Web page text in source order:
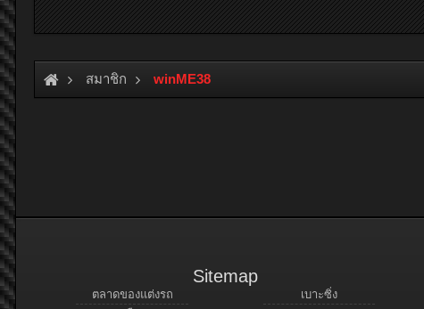
สมาชิก winME38
Sitemap
ตลาดของแต่งรถ
เบาะซิ่ง